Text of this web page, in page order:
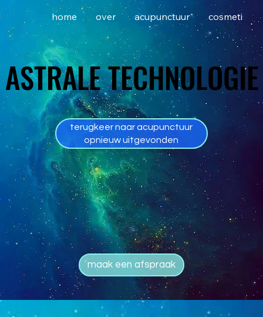
home over acupunctuur cosmetisch
ASTRALE TECHNOLOGIE
ASTRALE TECHNOLOGIE
terugkeer naar acupunctuur
opnieuw uitgevonden
maak een afspraak